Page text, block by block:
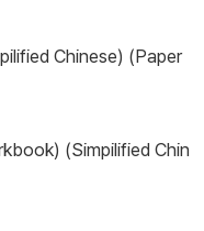
Chinese) (Paper
(Simpilified Chin